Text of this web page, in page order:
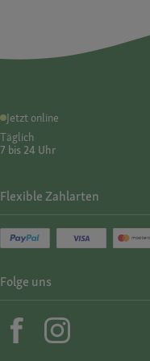
Jetzt online
Täglich
7 bis 24 Uhr
Flexible Zahlarten
Folge uns